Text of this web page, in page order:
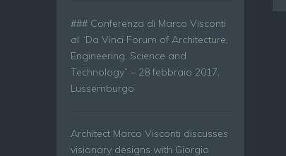
### Conferenza di Marco Visconti
al “Da Vinci Forum of Architecture,
Engineering, Science and
Technology” – 28 febbraio 2017,
Lussemburgo
Architect Marco Visconti discusses
visionary designs with Giorgio